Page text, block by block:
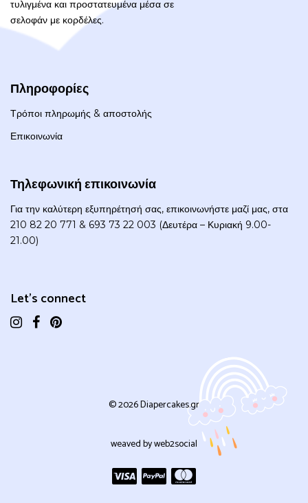
τυλιγμένα και προστατευμένα μέσα σε
σελοφάν με κορδέλες.
Πληροφορίες
Τρόποι πληρωμής & αποστολής
Επικοινωνία
Τηλεφωνική επικοινωνία
Για την καλύτερη εξυπηρέτησή σας, επικοινωνήστε μαζί μας, στα
210 82 20 771 & 693 73 22 003 (Δευτέρα – Κυριακή 9.00-
21.00)
Let's connect
© 2026 Diapercakes.gr
weaved byweb2social